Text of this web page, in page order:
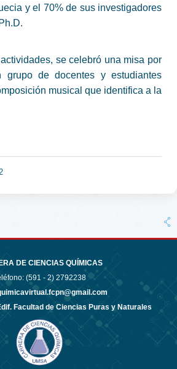
y el 70% de sus investigadores
se celebró una misa por
de docentes y estudiantes
musical que identifica a la
DE CIENCIAS QUÍMICAS
(591 - 2) 2792238
Facultad de Ciencias Puras y Naturales